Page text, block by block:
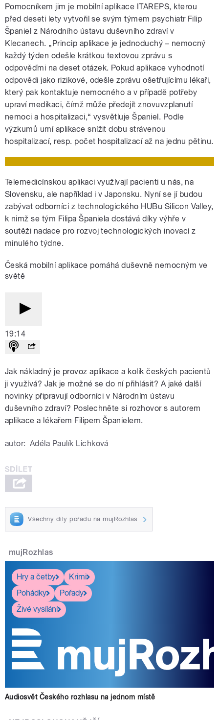
Pomocníkem jim je mobilní aplikace ITAREPS, kterou
před deseti lety vytvořil se svým týmem psychiatr Filip
Španiel z Národního ústavu duševního zdraví v
Klecanech. „Princip aplikace je jednoduchý – nemocný
každý týden odešle krátkou textovou zprávu s
odpověďmi na deset otázek. Pokud aplikace vyhodnotí
odpovědi jako rizikové, odešle zprávu ošetřujícímu lékaři,
který pak kontaktuje nemocného a v případě potřeby
upraví medikaci, čímž může předejít znovuvzplanutí
nemoci a hospitalizaci,“ vysvětluje Španiel. Podle
výzkumů umí aplikace snížit dobu strávenou
hospitalizací, resp. počet hospitalizací až na jednu pětinu.
Telemedicínskou aplikaci využívají pacienti u nás, na
Slovensku, ale například i v Japonsku. Nyní se jí budou
zabývat odborníci z technologického HUBu Silicon Valley,
k nimž se tým Filipa Španiela dostává díky výhře v
soutěži nadace pro rozvoj technologických inovací z
minulého týdne.
Česká mobilní aplikace pomáhá duševně nemocným ve
světě
19:14
Jak nákladný je provoz aplikace a kolik českých pacientů
ji využívá? Jak je možné se do ní přihlásit? A jaké další
novinky připravují odborníci v Národním ústavu
duševního zdraví? Poslechněte si rozhovor s autorem
aplikace a lékařem Filipem Španielem.
autor: Adéla Paulík Lichková
Všechny díly pořadu na mujRozhlas
mujRozhlas
Hry a četby
Krimi
Pohádky
Pořady
Živé vysílání
Audiosvět Českého rozhlasu na jednom místě